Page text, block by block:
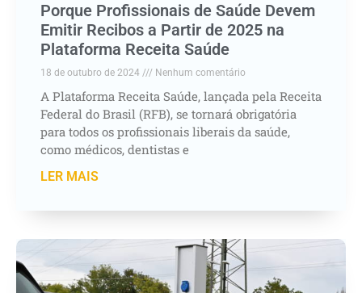
Porque Profissionais de Saúde Devem
Emitir Recibos a Partir de 2025 na
Plataforma Receita Saúde
18 de outubro de 2024 Nenhum comentário
A Plataforma Receita Saúde, lançada pela Receita
Federal do Brasil (RFB), se tornará obrigatória
para todos os profissionais liberais da saúde,
como médicos, dentistas e
LER MAIS